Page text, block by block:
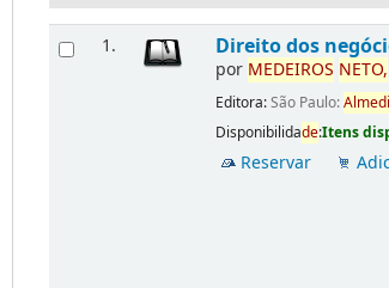
1. Direito dos
por MEDEIROS NETO,
Editora:São Paulo:
Disponibilidade:Itens
Reservar